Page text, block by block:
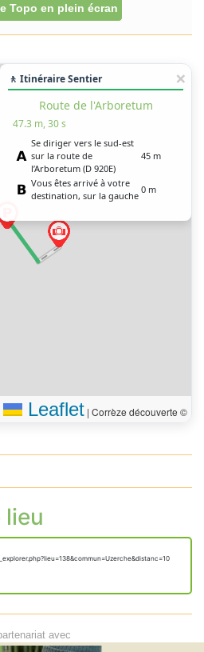
Topo en plein écran
🚶 Itinéraire Sentier
Route de l'Arboretum
47.3 m, 30 s
Se diriger vers le sud-est
sur la route de
l’Arboretum (D 920E)
45 m
Vous êtes arrivé à votre
destination, sur la gauche
0 m
Leaflet | Corrèze découverte ©
lieu
avec